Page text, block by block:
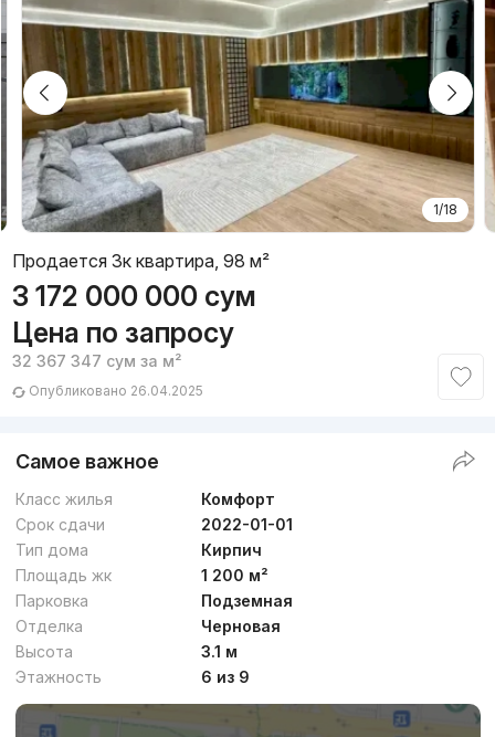
1/18
Продается 3к квартира, 98 м²
3 172 000 000 сум
Цена по запросу
32 367 347 сум за м²
Опубликовано 26.04.2025
Самое важное
Класс жилья
Комфорт
Срок сдачи
2022-01-01
Тип дома
Кирпич
Площадь жк
1 200 м²
Парковка
Подземная
Отделка
Черновая
Высота
3.1 м
Этажность
6 из 9